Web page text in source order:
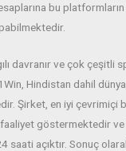
bu platformların
davranır ve çok çeşitli
Hindistan dahil
Şirket, en iyi çevrimiçi
göstermektedir ve
saati açıktır. Sonuç